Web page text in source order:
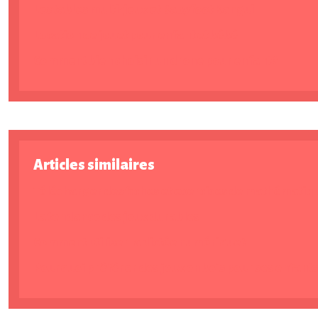
Articles similaires